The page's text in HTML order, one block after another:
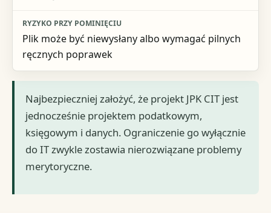
Plik może być niewysłany albo wymagać pilnych
ręcznych poprawek
Najbezpieczniej założyć, że projekt JPK CIT jest
jednocześnie projektem podatkowym,
księgowym i danych. Ograniczenie go wyłącznie
do IT zwykle zostawia nierozwiązane problemy
merytoryczne.